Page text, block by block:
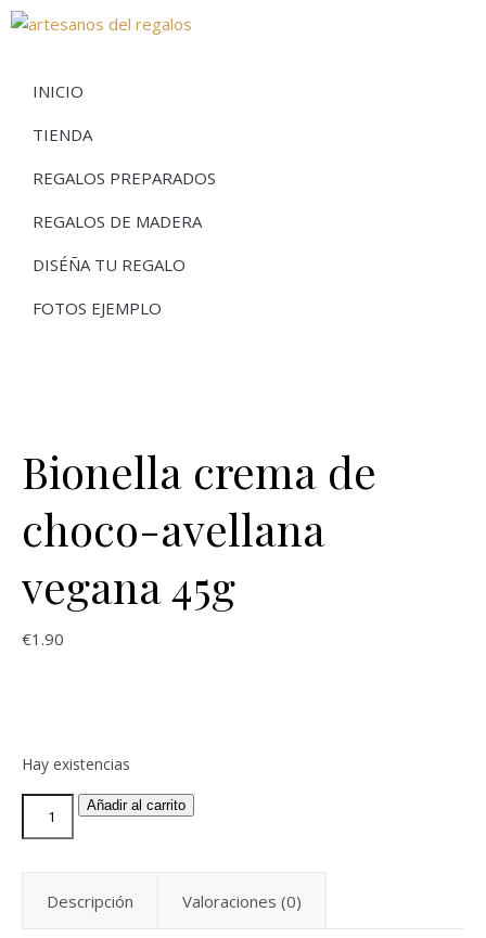
INICIO
TIENDA
REGALOS PREPARADOS
REGALOS DE MADERA
DISÉÑA TU REGALO
FOTOS EJEMPLO
Bionella crema de
choco-avellana
vegana 45g
€1.90
Hay existencias
Añadir al carrito
Descripción Valoraciones (0)